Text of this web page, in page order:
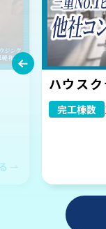
ハウス
完工棟数